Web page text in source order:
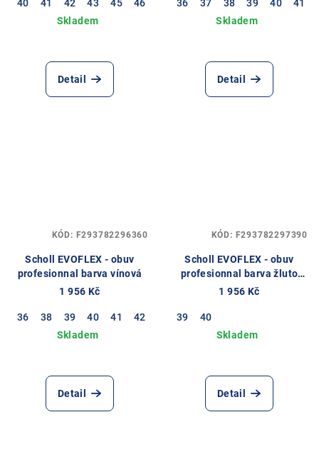
40 41 42 43 45 46
Detail
36 37 38 39 40 41
Detail
Scholl EVOFLEX - obuv
profesionnal barva vínová
1 956 Kč
36 38 39 40 41 42
Detail
KÓD: F293782296360
Scholl EVOFLEX - obuv
profesionnal barva žluto
modrá
1 956 Kč
39 40
Detail
KÓD: F293782297390